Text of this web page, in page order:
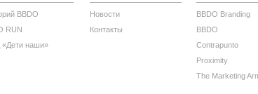
BBDO
RUN
«Дети наши»
Новости
Контакты
BBDO Branding
BBDO
Contrapunto
Proximity
The Marketing